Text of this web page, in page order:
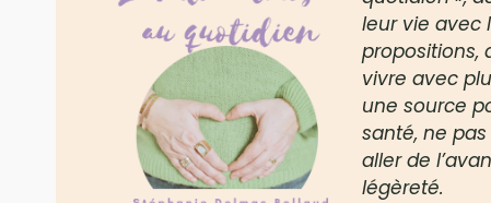
leur vie avec
propositions,
vivre avec
une source
santé, ne
aller de
légèreté.